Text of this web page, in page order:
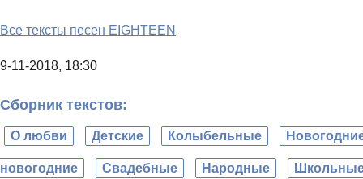
Все тексты песен EIGHTEEN
9-11-2018, 18:30
Сборник текстов:
О любви Детские Колыбельные
новогодние Свадебные Народные